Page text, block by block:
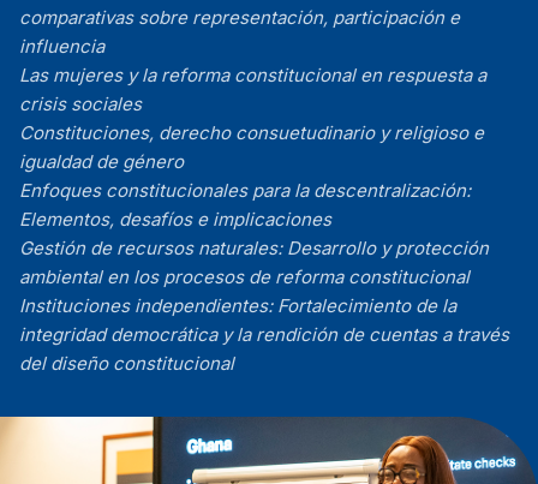
comparativas sobre representación, participación e
influencia
Las mujeres y la reforma constitucional en respuesta a
crisis sociales
Constituciones, derecho consuetudinario y religioso e
igualdad de género
Enfoques constitucionales para la descentralización:
Elementos, desafíos e implicaciones
Gestión de recursos naturales: Desarrollo y protección
ambiental en los procesos de reforma constitucional
Instituciones independientes: Fortalecimiento de la
integridad democrática y la rendición de cuentas a través
del diseño constitucional